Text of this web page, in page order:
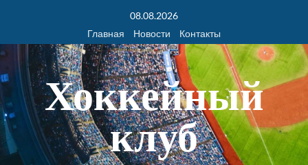
08.08.2026
Главная
Новости Контакты
Хоккейный
клуб